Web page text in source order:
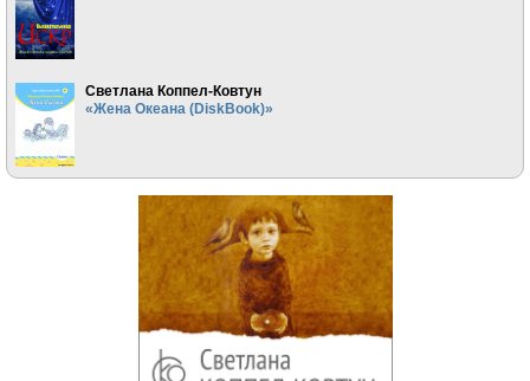
Светлана Коппел-Ковтун
«Жена Океана (DiskBook)»